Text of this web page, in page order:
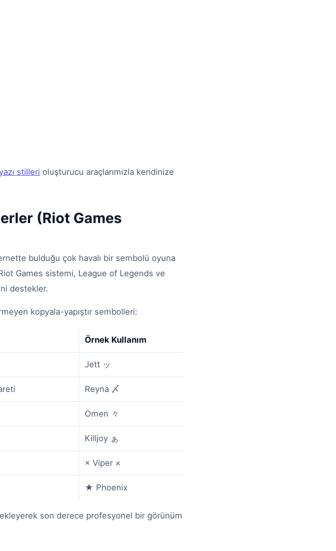
stilleri oluşturucu araçlarımızla kendinize
(Riot Games
bulduğu çok havalı bir sembolü oyuna
Games sistemi, League of Legends ve
destekler.
kopyala-yapıştır sembolleri:
Örnek Kullanım
Jett ッ
Reyna 〆
Omen 々
Killjoy ぁ
× Viper ×
★ Phoenix
son derece profesyonel bir görünüm